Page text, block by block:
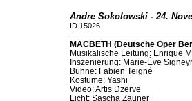
Andre Sokolowski - 24.
ID 15026
MACBETH (Deutsche Oper
Musikalische Leitung: Enrique
Inszenierung: Marie-Ève
Bühne: Fabien Teigné
Kostüme: Yashi
Video: Artis Dzerve
Licht: Sascha Zauner